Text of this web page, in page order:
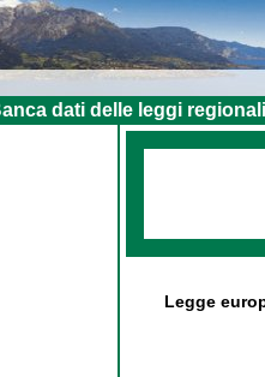
dati delle leggi regionali
Legge